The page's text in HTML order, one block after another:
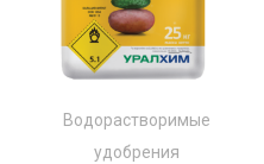
выбрать
на
странице
Водорастворимые
удобрения